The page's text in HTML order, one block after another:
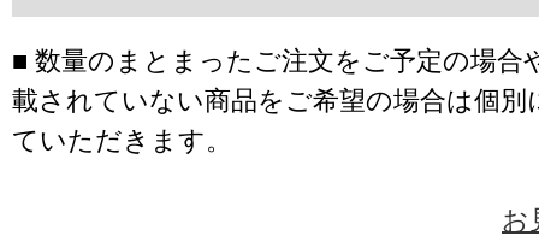
■ 数量のまとまったご注文をご予定の場合
載されていない商品をご希望の場合は個別
ていただきます。
お